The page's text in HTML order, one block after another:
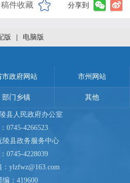
稿件收藏 分享到
版 电脑版
市政府网站 市州网站
部门乡镇 其他
县人民政府办公室
0745-4266523
陵县政务服务中心
0745-4228039
ylzfwz@163.com
编：419600